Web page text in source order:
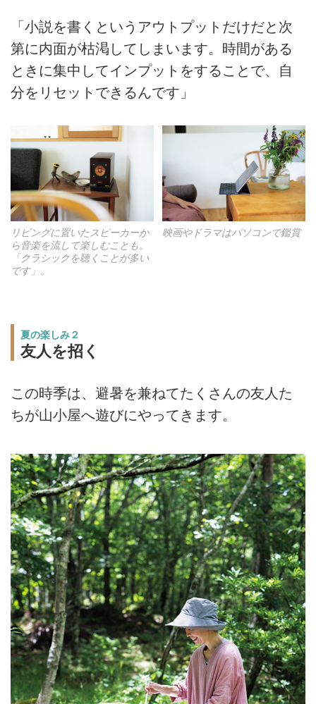
「小説を書くというアウトプットだけだと次
第に内面が枯渇してしまいます。時間がある
ときに集中してインプットをすることで、自
分をリセットできるんです」
リビングに置いたスピーカーか
ら音楽を流して楽しむことも。
「クラシックを聴くことが多い
です」。
映画やドラマはパソコンで鑑賞
夏の楽しみ２
友人を招く
この時季は、避暑を兼ねてたくさんの友人た
ちが山小屋へ遊びにやってきます。